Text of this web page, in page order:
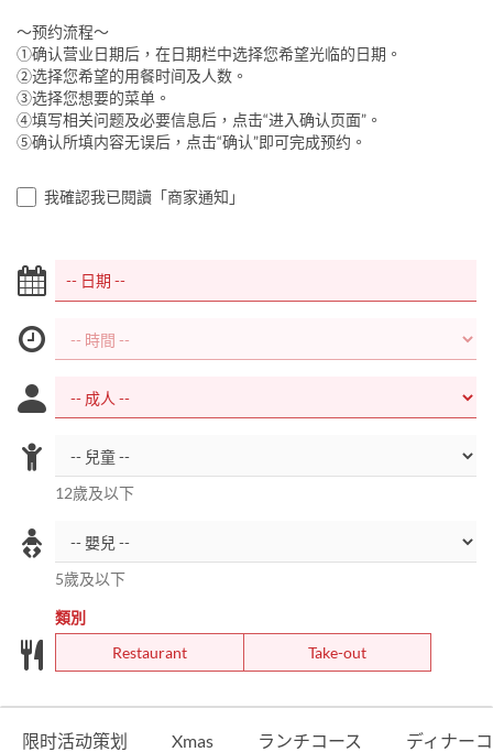
〜预约流程〜
①确认营业日期后，在日期栏中选择您希望光临的日期。
②选择您希望的用餐时间及人数。
③选择您想要的菜单。
④填写相关问题及必要信息后，点击“进入确认页面”。
⑤确认所填内容无误后，点击“确认”即可完成预约。
我確認我已閱讀「商家通知」
12歲及以下
5歲及以下
類別
Restaurant
Take-out
限时活动策划 Xmas ランチコース ディナー